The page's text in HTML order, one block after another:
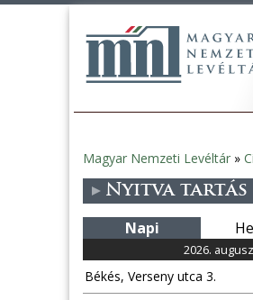
Jelenlegi
hely
Magyar Nemzeti Levéltár »
Nyitva tartás
Napi
2026.
Békés, Verseny utca 3.